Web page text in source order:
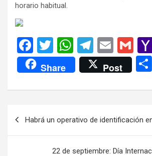
horario habitual.
F
a
ce
b
o
k
T
wi
tt
er
W
h
at
s
p
p
T
el
e
gr
m
E
m
ail
G
m
ail
Share Post
entradas
Habrá un operativo de identificación
22 de septiembre: Día